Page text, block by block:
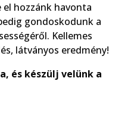
el hozzánk havonta
gondoskodunk a
Kellemes
látványos eredmény!
és készülj velünk a